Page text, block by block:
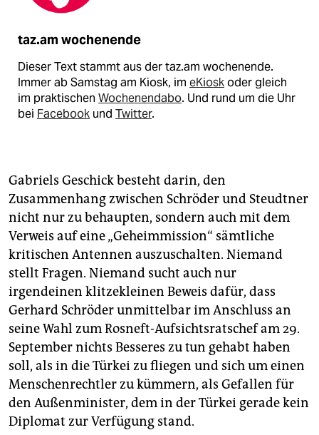
taz.am wochenende
Dieser Text stammt aus der taz.am wochenende.
Immer ab Samstag am Kiosk, im eKioskoder gleich
im praktischen Wochenendabo. Und rund um die Uhr
bei Facebook und Twitter.
Gabriels Geschick besteht darin, den
Zusammenhang zwischen Schröder und Steudtner
nicht nur zu behaupten, sondern auch mit dem
Verweis auf eine „Geheimmission“ sämtliche
kritischen Antennen auszuschalten. Niemand
stellt Fragen. Niemand sucht auch nur
irgendeinen klitzekleinen Beweis dafür, dass
Gerhard Schröder unmittelbar im Anschluss an
seine Wahl zum Rosneft-Aufsichtsratschef am 29.
September nichts Besseres zu tun gehabt haben
soll, als in die Türkei zu fliegen und sich um einen
Menschenrechtler zu kümmern, als Gefallen für
den Außenminister, dem in der Türkei gerade kein
Diplomat zur Verfügung stand.